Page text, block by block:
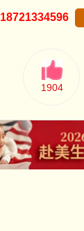
18721334596
1904